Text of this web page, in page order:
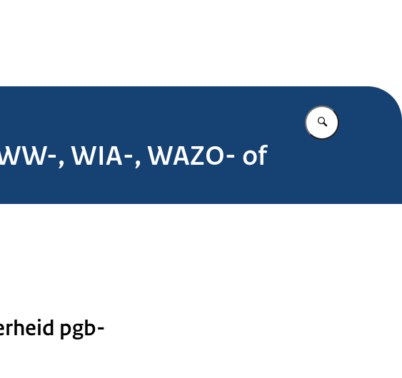
Vul in wat u
, WIA-, WAZO- of
pgb-